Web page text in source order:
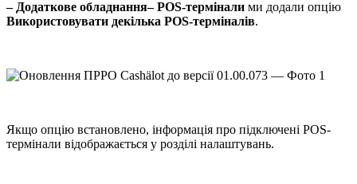
– Додаткове обладнання– POS-термінали ми додали опцію
Використовувати декілька POS-терміналів.
Якщо опцію встановлено, інформація про підключені POS-
термінали відображається у розділі налаштувань.